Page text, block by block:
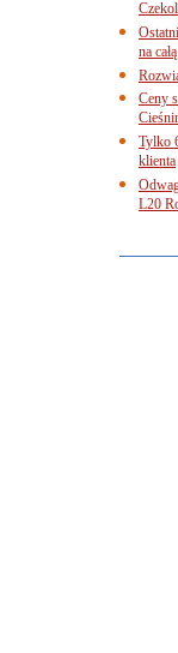
na
Ceny
Tylko
klienta
L20